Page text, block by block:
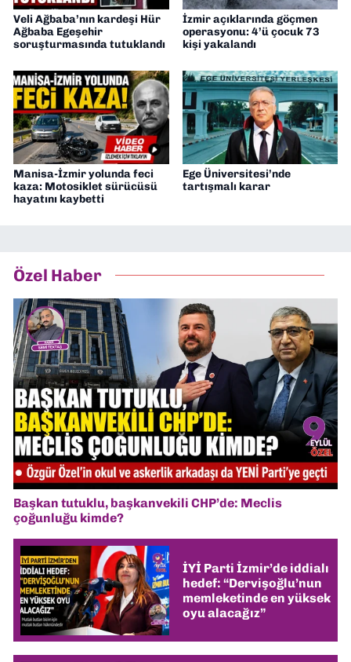
Veli Ağbaba’nın kardeşi Hür
Ağbaba Egeşehir
soruşturmasında tutuklandı
İzmir açıklarında göçmen
operasyonu: 4’ü çocuk 73
kişi yakalandı
Manisa-İzmir yolunda feci
kaza: Motosiklet sürücüsü
hayatını kaybetti
Ege Üniversitesi’nde
tartışmalı karar
Özel Haber
Başkan tutuklu, başkanvekili CHP’de: Meclis
çoğunluğu kimde?
İYİ Parti İzmir’de iddialı
hedef: “Dervişoğlu’nun
memleketinde en yüksek
oyu alacağız”